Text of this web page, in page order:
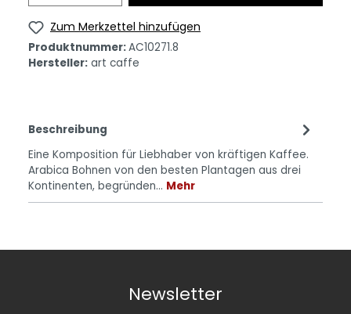
Zum Merkzettel hinzufügen
Produktnummer:AC10271.8
Hersteller: art caffe
Beschreibung
Eine Komposition für Liebhaber von kräftigen Kaffee.
Arabica Bohnen von den besten Plantagen aus drei
Kontinenten, begründen… Mehr
Newsletter